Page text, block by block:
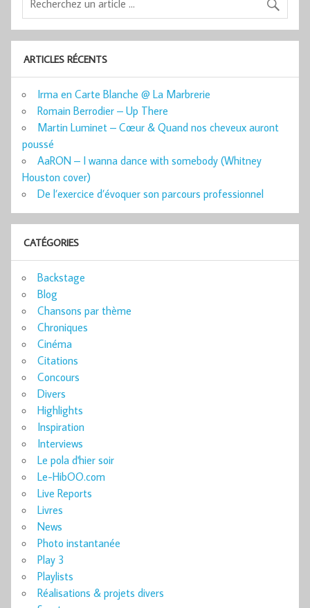
ARTICLES RÉCENTS
Irma en Carte Blanche @ La Marbrerie
Romain Berrodier – Up There
Martin Luminet – Cœur & Quand nos cheveux auront
poussé
AaRON – I wanna dance with somebody (Whitney
Houston cover)
De l’exercice d’évoquer son parcours professionnel
CATÉGORIES
Backstage
Blog
Chansons par thème
Chroniques
Cinéma
Citations
Concours
Divers
Highlights
Inspiration
Interviews
Le pola d'hier soir
Le-HibOO.com
Live Reports
Livres
News
Photo instantanée
Play 3
Playlists
Réalisations & projets divers